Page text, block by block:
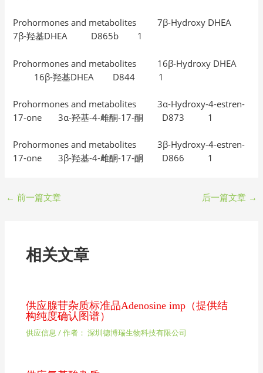
Prohormones and metabolites 7β-Hydroxy DHEA
7β-羟基DHEA D865b 1
Prohormones and metabolites 16β-Hydroxy DHEA
16β-羟基DHEA D844 1
Prohormones and metabolites 3α-Hydroxy-4-estren-
17-one 3α-羟基-4-雌酮-17-酮 D873 1
Prohormones and metabolites 3β-Hydroxy-4-estren-
17-one 3β-羟基-4-雌酮-17-酮 D866 1
← 前一篇文章 后一篇文章 →
相关文章
供应腺苷杂质标准品Adenosine imp（提供结
构纯度确认图谱）
供应信息 / 作者： 深圳德博瑞生物科技有限公司